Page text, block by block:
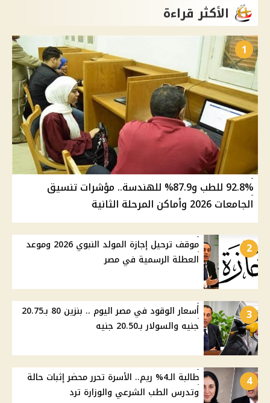
الأكثر قراءة
1
92.8% للطب و87.9% للهندسة.. مؤشرات تنسيق
الجامعات 2026 وأماكن المرحلة الثانية
2
موقف ترحيل إجازة المولد النبوي 2026 وموعد
العطلة الرسمية في مصر
3
أسعار الوقود في مصر اليوم .. بنزين 80 بـ20.75
جنيه والسولار بـ20.50 جنيه
4
طالبة الـ4% ريم.. الأسرة تحرر محضر إثبات حالة
وتدرس الطب الشرعي والوزارة ترد